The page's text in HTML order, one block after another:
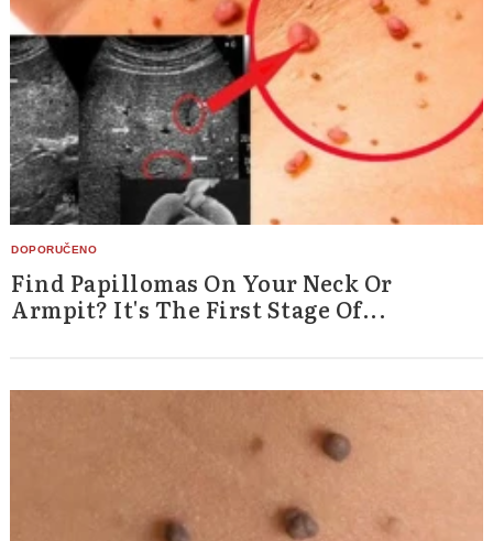
Find Papillomas On Your Neck Or
Armpit? It's The First Stage Of...